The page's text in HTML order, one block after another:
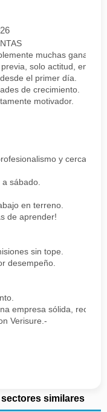
muchas ganas
solo actitud,
el primer día.
de crecimiento.
motivador.
y cercanía.
sábado.
en terreno.
de aprender!
sin tope.
desempeño.
empresa sólida,
Verisure.-
sectores similares